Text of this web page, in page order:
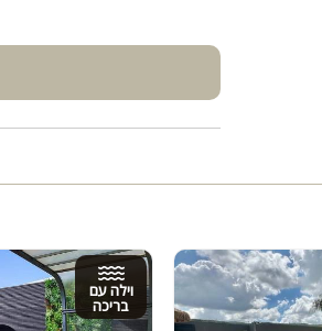
וילה עם
בריכה